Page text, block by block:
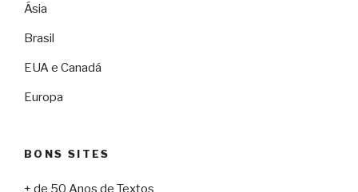
Ásia
Brasil
EUA e Canadá
Europa
BONS SITES
+ de 50 Anos de Textos